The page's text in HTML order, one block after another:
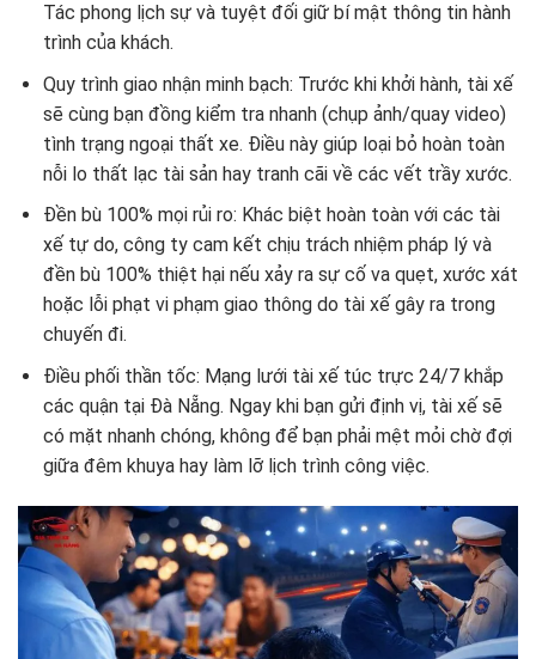
Tác phong lịch sự và tuyệt đối giữ bí mật thông tin hành
trình của khách.
Quy trình giao nhận minh bạch: Trước khi khởi hành, tài xế
sẽ cùng bạn đồng kiểm tra nhanh (chụp ảnh/quay video)
tình trạng ngoại thất xe. Điều này giúp loại bỏ hoàn toàn
nỗi lo thất lạc tài sản hay tranh cãi về các vết trầy xước.
Đền bù 100% mọi rủi ro: Khác biệt hoàn toàn với các tài
xế tự do, công ty cam kết chịu trách nhiệm pháp lý và
đền bù 100% thiệt hại nếu xảy ra sự cố va quẹt, xước xát
hoặc lỗi phạt vi phạm giao thông do tài xế gây ra trong
chuyến đi.
Điều phối thần tốc: Mạng lưới tài xế túc trực 24/7 khắp
các quận tại Đà Nẵng. Ngay khi bạn gửi định vị, tài xế sẽ
có mặt nhanh chóng, không để bạn phải mệt mỏi chờ đợi
giữa đêm khuya hay làm lỡ lịch trình công việc.